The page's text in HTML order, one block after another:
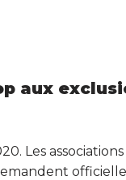
aux
Les